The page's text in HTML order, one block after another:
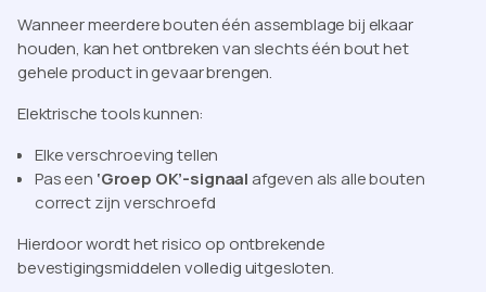
Wanneer meerdere bouten één assemblage bij elkaar
houden, kan het ontbreken van slechts één bout het
gehele product in gevaar brengen.
Elektrische tools kunnen:
Elke verschroeving tellen
Pas een ‘Groep OK’-signaal afgeven als alle bouten
correct zijn verschroefd
Hierdoor wordt het risico op ontbrekende
bevestigingsmiddelen volledig uitgesloten.